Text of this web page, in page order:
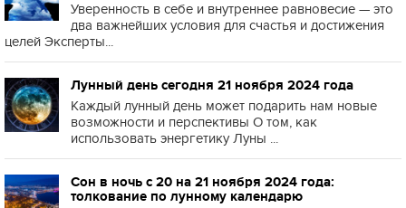
Уверенность в себе и внутреннее равновесие — это
два важнейших условия для счастья и достижения
целей Эксперты...
Лунный день сегодня 21 ноября 2024 года
Каждый лунный день может подарить нам новые
возможности и перспективы О том, как
использовать энергетику Луны ...
Сон в ночь с 20 на 21 ноября 2024 года:
толкование по лунному календарю